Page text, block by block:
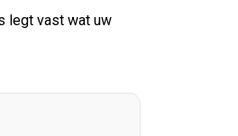
legt vast wat uw